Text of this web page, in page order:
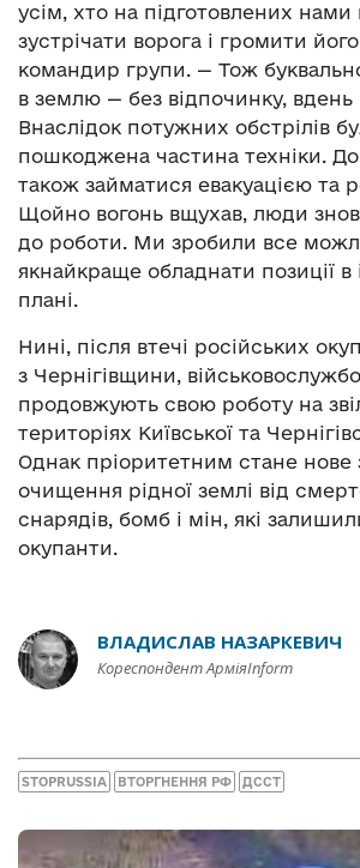
усім, хто на підготовлених нами
зустрічати ворога і громити
командир групи. — Тож
в землю — без відпочинку, вдень
Внаслідок потужних обстрілів
пошкоджена частина техніки.
також займатися евакуацією та
Щойно вогонь вщухав, люди
до роботи. Ми зробили все
якнайкраще обладнати позиції
плані.
Нині, після втечі російських
з Чернігівщини,
продовжують свою роботу на
територіях Київської та
Однак пріоритетним стане нове
очищення рідної землі від
снарядів, бомб і мін, які
окупанти.
ВЛАДИСЛАВ НАЗАРКЕВИЧ
Кореспондент АрміяInform
STOPRUSSIA ВТОРГНЕННЯ РФ ДССТ